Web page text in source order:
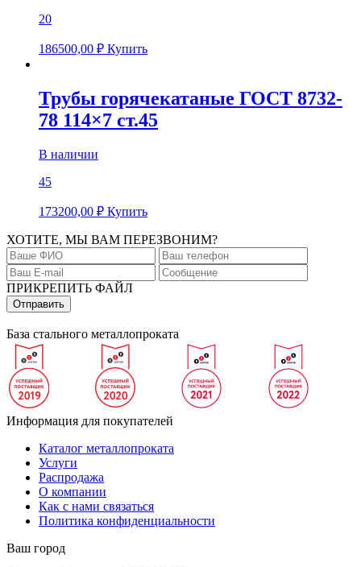
20
186500,00 ₽ Купить
Трубы горячекатаные ГОСТ 8732-
78 114×7 ст.45
В наличии
45
173200,00 ₽ Купить
ХОТИТЕ, МЫ ВАМ ПЕРЕЗВОНИМ?
ПРИКРЕПИТЬ ФАЙЛ
База стального металлопроката
Информация для покупателей
Каталог металлопроката
Услуги
Распродажа
О компании
Как с нами связаться
Политика конфиденциальности
Ваш город